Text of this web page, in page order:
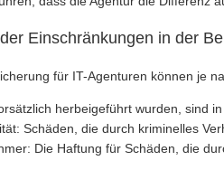
Einschränkungen in der
für IT-Agenturen können je
herbeigeführt wurden, sind
Schäden, die durch kriminelles
Die Haftung für Schäden, die